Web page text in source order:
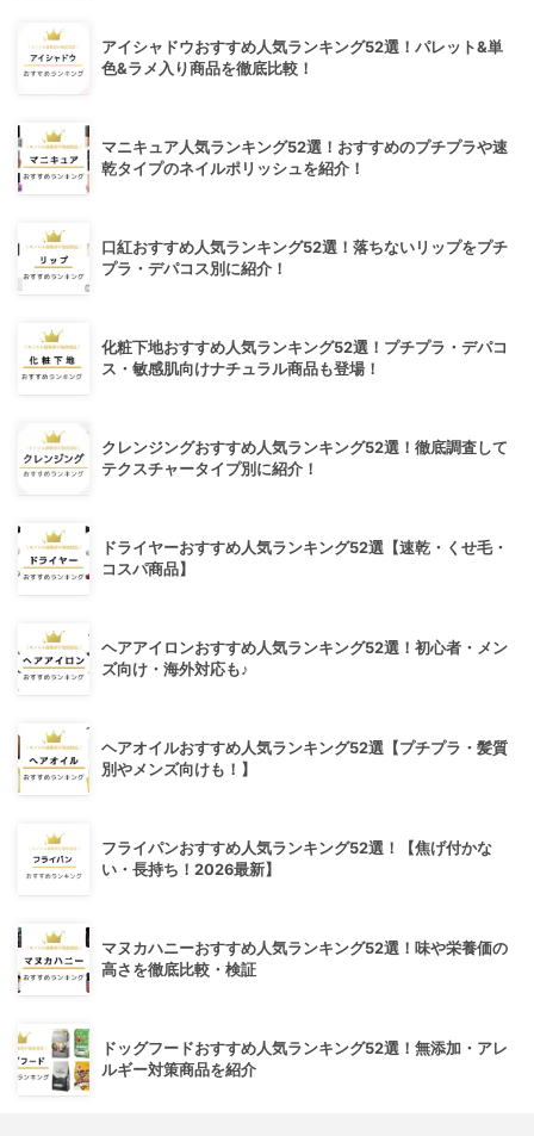
アイシャドウおすすめ人気ランキング52選！パレット&単
色&ラメ入り商品を徹底比較！
マニキュア人気ランキング52選！おすすめのプチプラや速
乾タイプのネイルポリッシュを紹介！
口紅おすすめ人気ランキング52選！落ちないリップをプチ
プラ・デパコス別に紹介！
化粧下地おすすめ人気ランキング52選！プチプラ・デパコ
ス・敏感肌向けナチュラル商品も登場！
クレンジングおすすめ人気ランキング52選！徹底調査して
テクスチャータイプ別に紹介！
ドライヤーおすすめ人気ランキング52選【速乾・くせ毛・
コスパ商品】
ヘアアイロンおすすめ人気ランキング52選！初心者・メン
ズ向け・海外対応も♪
ヘアオイルおすすめ人気ランキング52選【プチプラ・髪質
別やメンズ向けも！】
フライパンおすすめ人気ランキング52選！【焦げ付かな
い・長持ち！2026最新】
マヌカハニーおすすめ人気ランキング52選！味や栄養価の
高さを徹底比較・検証
ドッグフードおすすめ人気ランキング52選！無添加・アレ
ルギー対策商品を紹介